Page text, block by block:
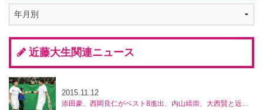
近藤大生関連ニュース
添田豪、西岡良仁がベスト8進出、内山靖崇、大西賢と近藤大生ペアは惜敗、兵庫ノアチャレンジャー
2015.11.12